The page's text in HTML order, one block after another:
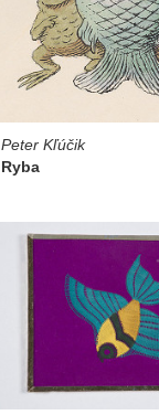
Peter Kľúčik
Ryba